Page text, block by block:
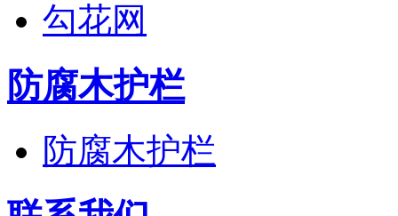
勾花网
防腐木护栏
防腐木护栏